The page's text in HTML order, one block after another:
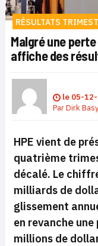
RÉSULTATS
Malgré une
affiche des
le 05-
ParDirk
HPE vient de
quatrième
décalé. Le
milliards de
glissement
en revanche
millions de